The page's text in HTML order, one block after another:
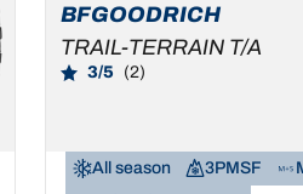
BFGOODRICH
TRAIL-TERRAIN T/A
3/5 (2)
All season 3PMSF